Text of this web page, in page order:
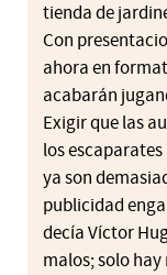
tienda de
Con
ahora en
acabarán
Exigir que las
los
ya son
publicidad
decía Víctor
malos; solo